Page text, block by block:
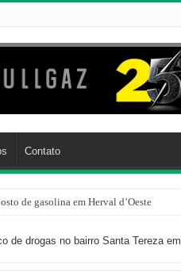
Contato
de gasolina em Herval d’Oeste
confusão no Centro de Joaçaba
de drogas no bairro Santa Tereza em